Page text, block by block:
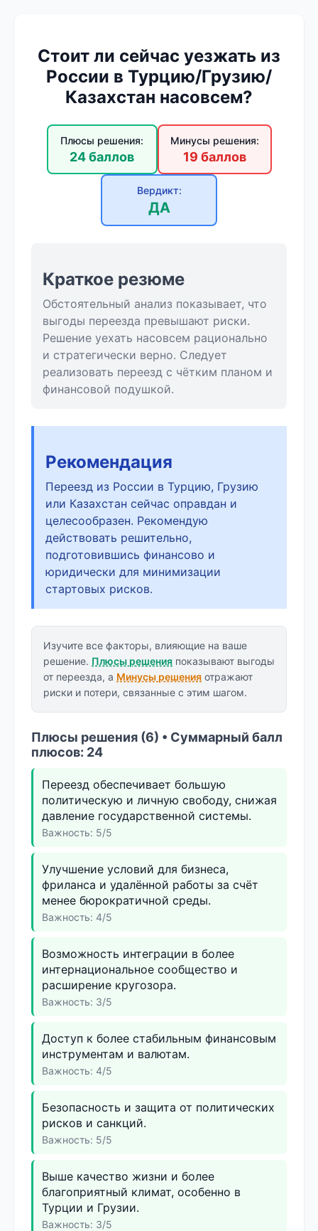
Стоит ли сейчас уезжать из
России в Турцию/Грузию/
Казахстан насовсем?
Плюсы решения:
24 баллов
Минусы решения:
19 баллов
Вердикт:
ДА
Краткое резюме
Обстоятельный анализ показывает, что
выгоды переезда превышают риски.
Решение уехать насовсем рационально
и стратегически верно. Следует
реализовать переезд с чётким планом и
финансовой подушкой.
Рекомендация
Переезд из России в Турцию, Грузию
или Казахстан сейчас оправдан и
целесообразен. Рекомендую
действовать решительно,
подготовившись финансово и
юридически для минимизации
стартовых рисков.
Изучите все факторы, влияющие на ваше
решение. Плюсы решения показывают выгоды
от переезда, а Минусы решения отражают
риски и потери, связанные с этим шагом.
Плюсы решения (6) • Суммарный балл
плюсов: 24
Переезд обеспечивает большую
политическую и личную свободу, снижая
давление государственной системы.
Важность: 5/5
Улучшение условий для бизнеса,
фриланса и удалённой работы за счёт
менее бюрократичной среды.
Важность: 4/5
Возможность интеграции в более
интернациональное сообщество и
расширение кругозора.
Важность: 3/5
Доступ к более стабильным финансовым
инструментам и валютам.
Важность: 4/5
Безопасность и защита от политических
рисков и санкций.
Важность: 5/5
Выше качество жизни и более
благоприятный климат, особенно в
Турции и Грузии.
Важность: 3/5